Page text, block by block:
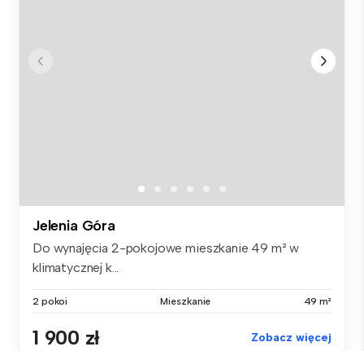
Jelenia Góra
Do wynajęcia 2-pokojowe mieszkanie 49 m² w
klimatycznej k...
2 pokoi Mieszkanie 49 m²
1 900 zł Zobacz więcej